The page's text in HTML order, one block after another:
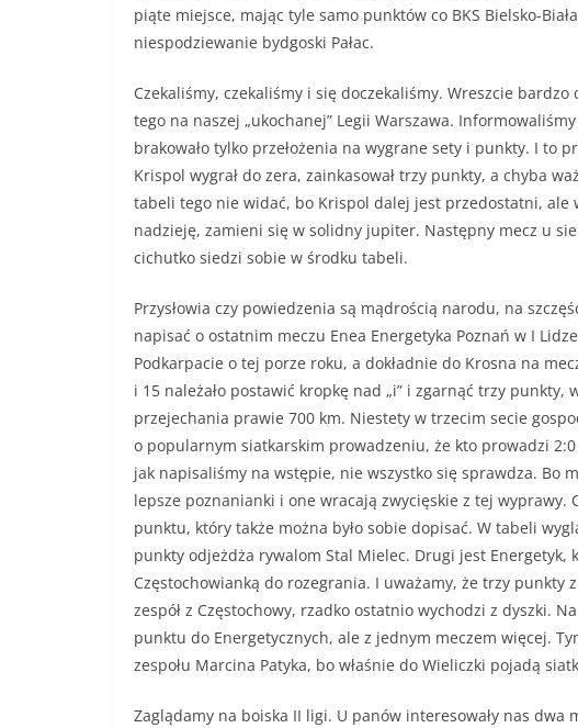
piąte miejsce, mając tyle samo punktów co BKS Bielsko-
niespodziewanie bydgoski Pałac.
Czekaliśmy, czekaliśmy i się doczekaliśmy. Wreszcie
tego na naszej „ukochanej” Legii Warszawa.
brakowało tylko przełożenia na wygrane sety i punkty. I to
Krispol wygrał do zera, zainkasował trzy punkty, a chyba
tabeli tego nie widać, bo Krispol dalej jest przedostatni, ale
nadzieję, zamieni się w solidny jupiter. Następny mecz u
cichutko siedzi sobie w środku tabeli.
Przysłowia czy powiedzenia są mądrością narodu, na
napisać o ostatnim meczu Enea Energetyka Poznań w I
Podkarpacie o tej porze roku, a dokładnie do Krosna na
i 15 należało postawić kropkę nad „i” i zgarnąć trzy
przejechania prawie 700 km. Niestety w trzecim secie
o popularnym siatkarskim prowadzeniu, że kto prowadzi
jak napisaliśmy na wstępie, nie wszystko się sprawdza. Bo
lepsze poznanianki i one wracają zwycięskie z tej wyprawy.
punktu, który także można było sobie dopisać. W tabeli
punkty odjeżdża rywalom Stal Mielec. Drugi jest Energetyk,
Częstochowianką do rozegrania. I uważamy, że trzy
zespół z Częstochowy, rzadko ostatnio wychodzi z dyszki.
punktu do Energetycznych, ale z jednym meczem więcej.
zespołu Marcina Patyka, bo właśnie do Wieliczki pojadą
Zaglądamy na boiska II ligi. U panów interesowały nas dwa